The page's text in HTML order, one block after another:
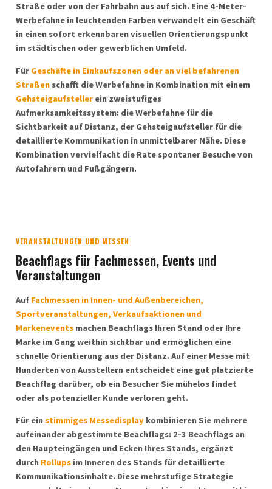
Straße oder von der Fahrbahn aus auf sich. Eine 4-Meter-
Werbefahne in leuchtenden Farben verwandelt ein Geschäft
in einen sofort erkennbaren visuellen Orientierungspunkt
im städtischen oder gewerblichen Umfeld.
Für Geschäfte in Einkaufszonen oder an viel befahrenen
Straßen schafft die Werbefahne in Kombination mit einem
Gehsteigaufsteller ein zweistufiges
Aufmerksamkeitssystem: die Werbefahne für die
Sichtbarkeit auf Distanz, der Gehsteigaufsteller für die
detaillierte Kommunikation in unmittelbarer Nähe. Diese
Kombination vervielfacht die Rate spontaner Besuche von
Autofahrern und Fußgängern.
VERANSTALTUNGEN UND MESSEN
Beachflags für Fachmessen, Events und
Veranstaltungen
Auf Fachmessen in Innen- und Außenbereichen,
Sportveranstaltungen, Verkaufsaktionen und
Markenevents machen Beachflags Ihren Stand oder Ihre
Marke im Gang weithin sichtbar und ermöglichen eine
schnelle Orientierung aus der Distanz. Auf einer Messe mit
Hunderten von Ausstellern entscheidet eine gut platzierte
Beachflag darüber, ob ein Besucher Sie mühelos findet
oder als potenzieller Kunde verloren geht.
Für einstimmiges Messedisplay kombinieren Sie mehrere
aufeinander abgestimmte Beachflags: 2-3 Beachflags an
den Haupteingängen und Ecken Ihres Stands, ergänzt
durch Rollups im Inneren des Stands für detaillierte
Kommunikationsinhalte. Diese mehrstufige Strategie